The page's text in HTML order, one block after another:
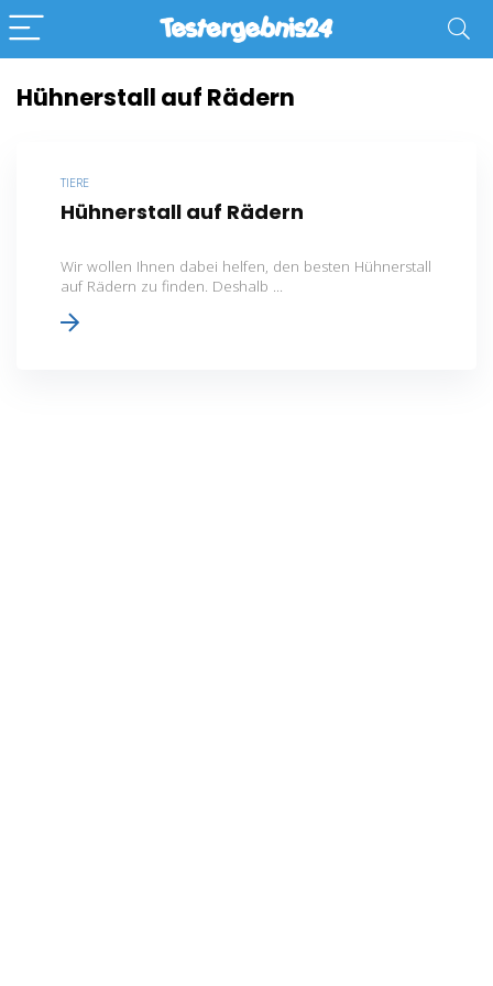
Hühnerstall auf Rädern
TIERE
Hühnerstall auf Rädern
Wir wollen Ihnen dabei helfen, den besten Hühnerstall
auf Rädern zu finden. Deshalb ...